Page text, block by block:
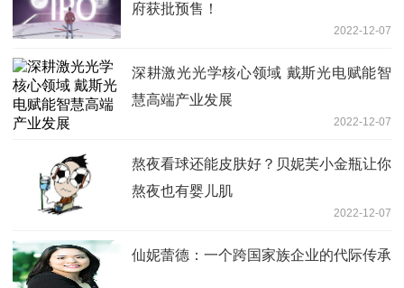
府获批预售！
2022-12-07
深耕激光光学核心领域 戴斯光电赋能智
慧高端产业发展
2022-12-07
熬夜看球还能皮肤好？贝妮芙小金瓶让你
熬夜也有婴儿肌
2022-12-07
仙妮蕾德：一个跨国家族企业的代际传承